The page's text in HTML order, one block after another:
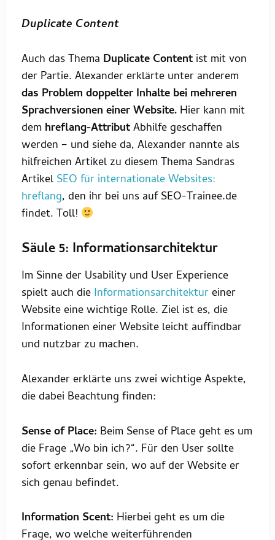
Duplicate Content
Auch das Thema Duplicate Content ist mit von
der Partie. Alexander erklärte unter anderem
das Problem doppelter Inhalte bei mehreren
Sprachversionen einer Website. Hier kann mit
dem hreflang-AttributAbhilfe geschaffen
werden – und siehe da, Alexander nannte als
hilfreichen Artikel zu diesem Thema Sandras
Artikel SEO für internationale Websites:
hreflang, den ihr bei uns auf SEO-Trainee.de
findet. Toll!
Säule 5: Informationsarchitektur
Im Sinne der Usability und User Experience
spielt auch die Informationsarchitektureiner
Website eine wichtige Rolle. Ziel ist es, die
Informationen einer Website leicht auffindbar
und nutzbar zu machen.
Alexander erklärte uns zwei wichtige Aspekte,
die dabei Beachtung finden:
Sense of Place: Beim Sense of Place geht es um
die Frage „Wo bin ich?“. Für den User sollte
sofort erkennbar sein, wo auf der Website er
sich genau befindet.
Information Scent: Hierbei geht es um die
Frage, wo welche weiterführenden